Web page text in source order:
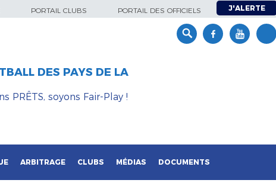
PORTAIL CLUBS PORTAIL DES OFFICIELS J'ALERTE
DES PAYS DE LA
PRÊTS, soyons Fair-Play !
ARBITRAGE CLUBS MÉDIAS DOCUMENTS